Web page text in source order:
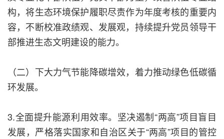
构，将生态环境保护履职尽责作为年度考核的重要内
容，不断校准政绩观、发展观，持续提升党员领导干
部推进生态文明建设的能力。
（二）下大力气节能降碳增效，着力推动绿色低碳循
环发展。
3.全面提升能源利用效率。坚决遏制“两高”项目盲目
发展，严格落实国家和自治区关于“两高”项目的管控